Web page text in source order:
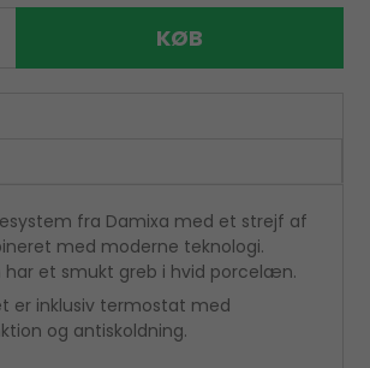
KØB
fra Damixa med et strejf af
med moderne teknologi.
har et smukt greb i hvid porcelæn.
er inklusiv termostat med
og antiskoldning.